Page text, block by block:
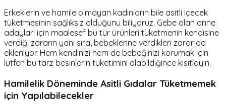
Erkeklerin ve hamile olmayan kadınların bile asitli içecek
tüketmesinin sağlıksız olduğunu biliyoruz. Gebe olan anne
adayları için maalesef bu tür ürünleri tüketmenin kendisine
verdiği zararın yanı sıra, bebeklerine verdikleri zarar da
ekleniyor. Hem kendinizi hem de bebeğinizi korumak için
lütfen bu tarz besinlerin tüketimini olabildiğince kısıtlayın.
Hamilelik Döneminde Asitli Gıdalar Tüketmemek
için Yapılabilecekler